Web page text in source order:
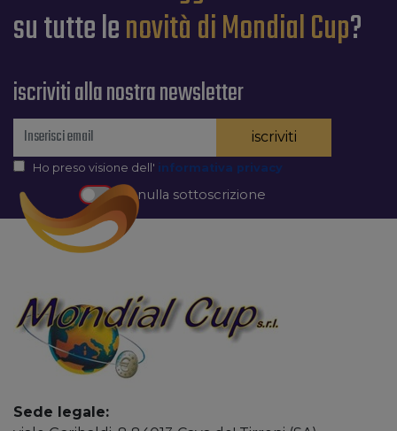
su tutte lenovità di Mondial Cup?
iscriviti alla nostra newsletter
iscriviti
Ho preso visione dell' informativa privacy
Annulla sottoscrizione
Sede legale: